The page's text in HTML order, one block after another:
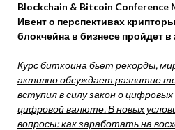
Blockchain & Bitcoin Conference
Ивент о перспективах
блокчейна в бизнесе пройдет в
Курс биткоина бьет рекорды,
активно обсуждает развитие
вступил в силу закон о
цифровой валюте. В новых
вопросы: как заработать на